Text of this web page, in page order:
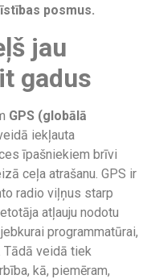
posmus.
jau
gadus
GPS (globālā
iekļauta
īpašniekiem brīvi
ceļa atrašanu. GPS ir
radio viļņus starp
atļauju nodotu
programmatūrai,
Tādā veidā tiek
kā, piemēram,